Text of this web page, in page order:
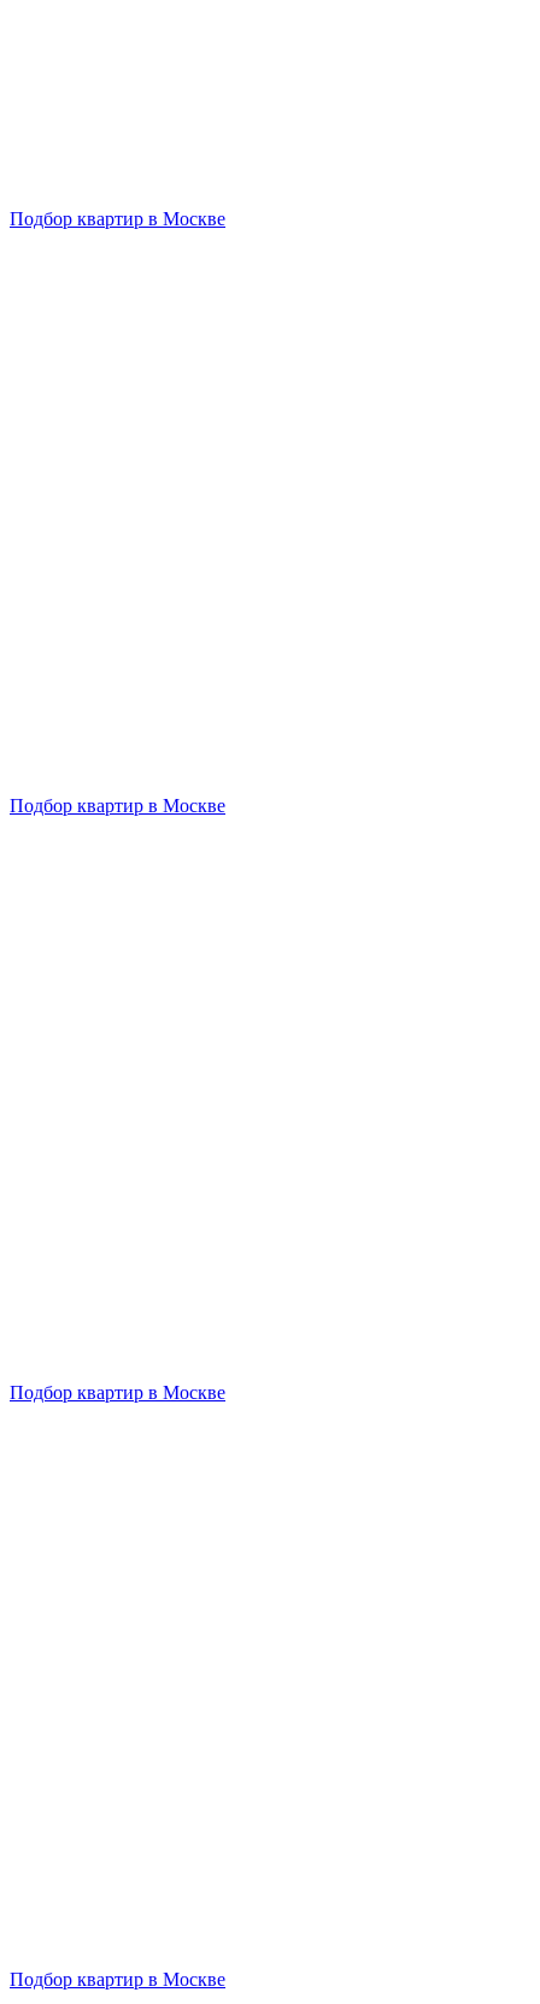
Подбор квартир в Москве
Подбор квартир в Москве
Подбор квартир в Москве
Подбор квартир в Москве